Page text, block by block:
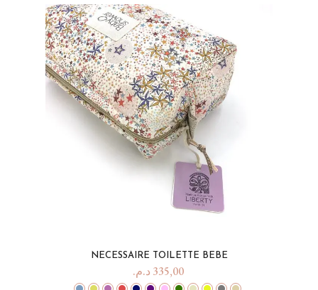
NECESSAIRE TOILETTE BEBE
335,00 د.م.